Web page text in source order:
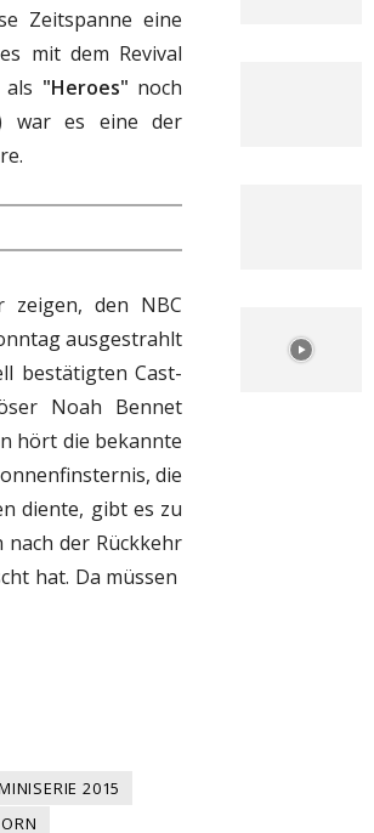
Zeitspanne eine
mit dem Revival
"Heroes" noch
war es eine der
den NBC
ausgestrahlt
bestätigten Cast-
Noah Bennet
hört die bekannte
die
diente, gibt es zu
nach der Rückkehr
hat. Da müssen
2015